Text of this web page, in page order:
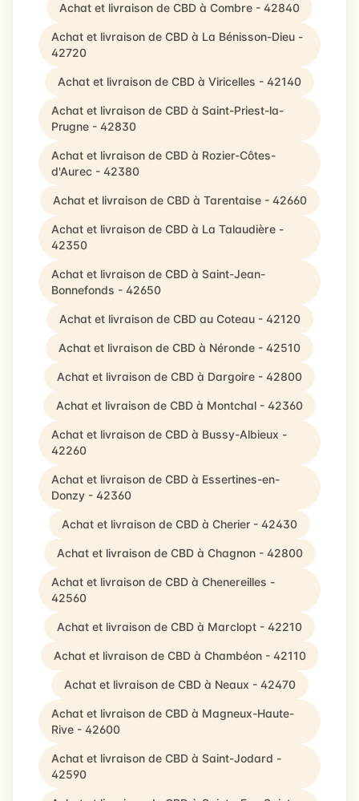
Achat et livraison de CBD à Combre - 42840
Achat et livraison de CBD à La Bénisson-Dieu -
42720
Achat et livraison de CBD à Viricelles - 42140
Achat et livraison de CBD à Saint-Priest-la-
Prugne - 42830
Achat et livraison de CBD à Rozier-Côtes-
d'Aurec - 42380
Achat et livraison de CBD à Tarentaise - 42660
Achat et livraison de CBD à La Talaudière -
42350
Achat et livraison de CBD à Saint-Jean-
Bonnefonds - 42650
Achat et livraison de CBD au Coteau - 42120
Achat et livraison de CBD à Néronde - 42510
Achat et livraison de CBD à Dargoire - 42800
Achat et livraison de CBD à Montchal - 42360
Achat et livraison de CBD à Bussy-Albieux -
42260
Achat et livraison de CBD à Essertines-en-
Donzy - 42360
Achat et livraison de CBD à Cherier - 42430
Achat et livraison de CBD à Chagnon - 42800
Achat et livraison de CBD à Chenereilles -
42560
Achat et livraison de CBD à Marclopt - 42210
Achat et livraison de CBD à Chambéon - 42110
Achat et livraison de CBD à Neaux - 42470
Achat et livraison de CBD à Magneux-Haute-
Rive - 42600
Achat et livraison de CBD à Saint-Jodard -
42590